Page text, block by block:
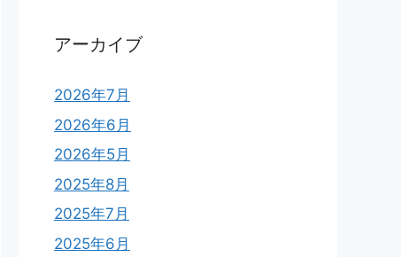
アーカイブ
2026年7月
2026年6月
2026年5月
2025年8月
2025年7月
2025年6月